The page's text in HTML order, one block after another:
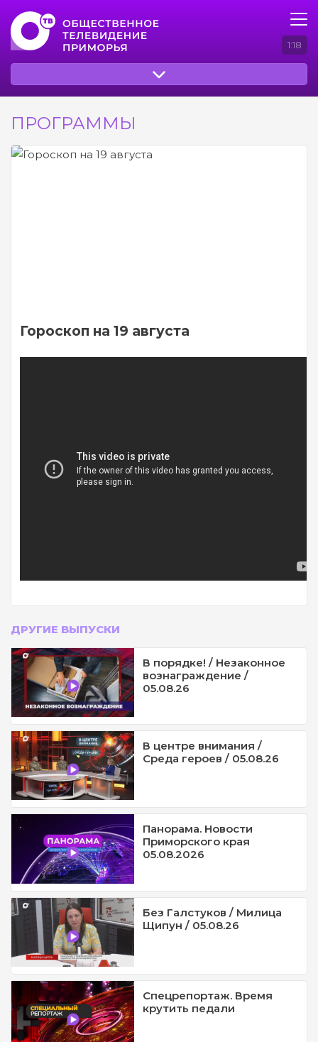
1:18
ПРОГРАММЫ
Гороскоп на 19 августа
ДРУГИЕ ВЫПУСКИ
В порядке! / Незаконное
вознаграждение /
05.08.26
В центре внимания /
Среда героев / 05.08.26
Панорама. Новости
Приморского края
05.08.2026
Без Галстуков / Милица
Щипун / 05.08.26
Спецрепортаж. Время
крутить педали